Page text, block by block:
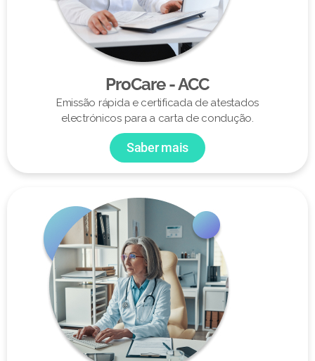
ProCare - ACC
Emissão rápida e certificada de atestados
electrónicos para a carta de condução.
Saber mais